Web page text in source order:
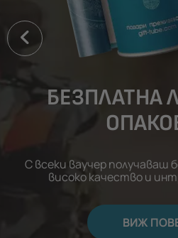
БЕЗПЛАТНА
С всеки ваучер получаваш
високо качество и
ВИЖ